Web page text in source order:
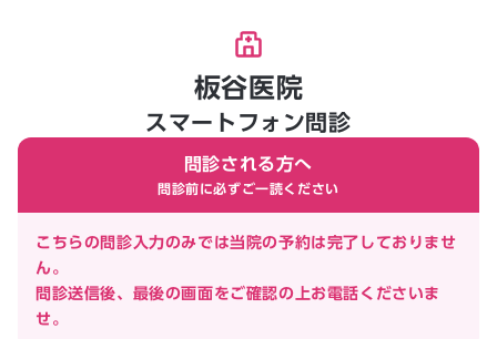
板谷医院
スマートフォン問診
問診される方へ
問診前に必ずご一読ください
こちらの問診入力のみでは当院の予約は完了しておりませ
ん。
問診送信後、最後の画面をご確認の上お電話くださいま
せ。